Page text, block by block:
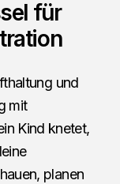
für
und
mit
Kind knetet,
planen